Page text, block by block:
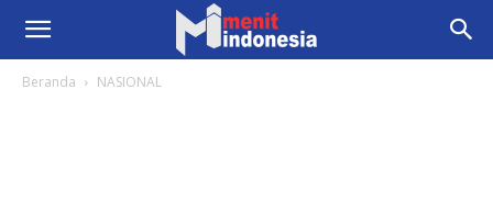
Beranda NASIONAL